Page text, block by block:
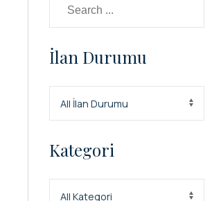
İlan Durumu
Kategori